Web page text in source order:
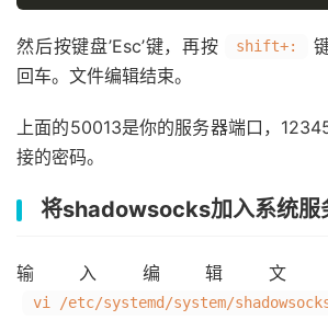
然后按键盘’Esc’键，再按 shift+:
回车。文件编辑结束。
上面的50013是你的服务器端口，
接的密码。
将shadowsocks加入系统服
输入编辑文
vi /etc/systemd/system/